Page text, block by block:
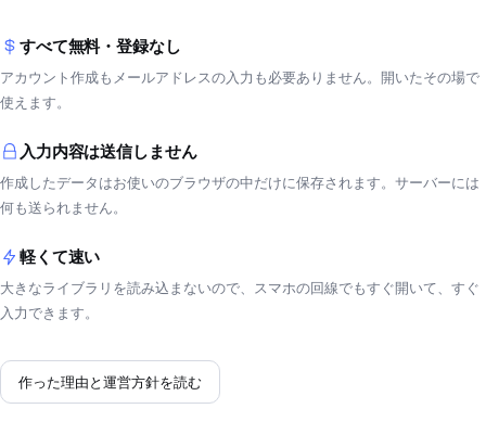
すべて無料・登録なし
アカウント作成もメールアドレスの入力も必要ありません。開いたその場で
使えます。
入力内容は送信しません
作成したデータはお使いのブラウザの中だけに保存されます。サーバーには
何も送られません。
軽くて速い
大きなライブラリを読み込まないので、スマホの回線でもすぐ開いて、すぐ
入力できます。
作った理由と運営方針を読む